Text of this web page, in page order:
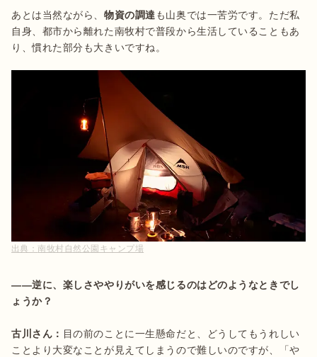
あとは当然ながら、物資の調達 も山奥では一苦労です。ただ私
自身、都市から離れた南牧村で普段から生活していることもあ
り、慣れた部分も大きいですね。
出典： 南牧村自然公園キャンプ場
――逆に、楽しさややりがいを感じるのはどのようなときでし
ょうか？
古川さん： 目の前のことに一生懸命だと、どうしてもうれしい
ことより大変なことが見えてしまうので難しいのですが、「や